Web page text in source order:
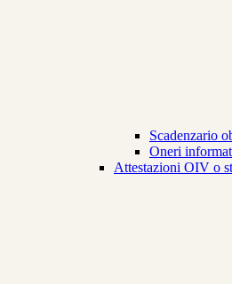
Scadenzario
Oneri
Attestazioni OIV o